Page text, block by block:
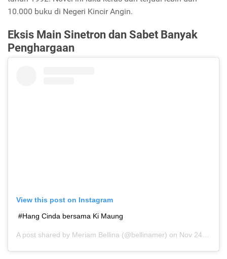
10.000 buku di Negeri Kincir Angin.
Eksis Main Sinetron dan Sabet Banyak
Penghargaan
View this post on Instagram
#Hang Cinda bersama Ki Maung
A post shared by Meriam Bellina (@bellinamer) on Nov 24, 2015 at 10:16pm PST